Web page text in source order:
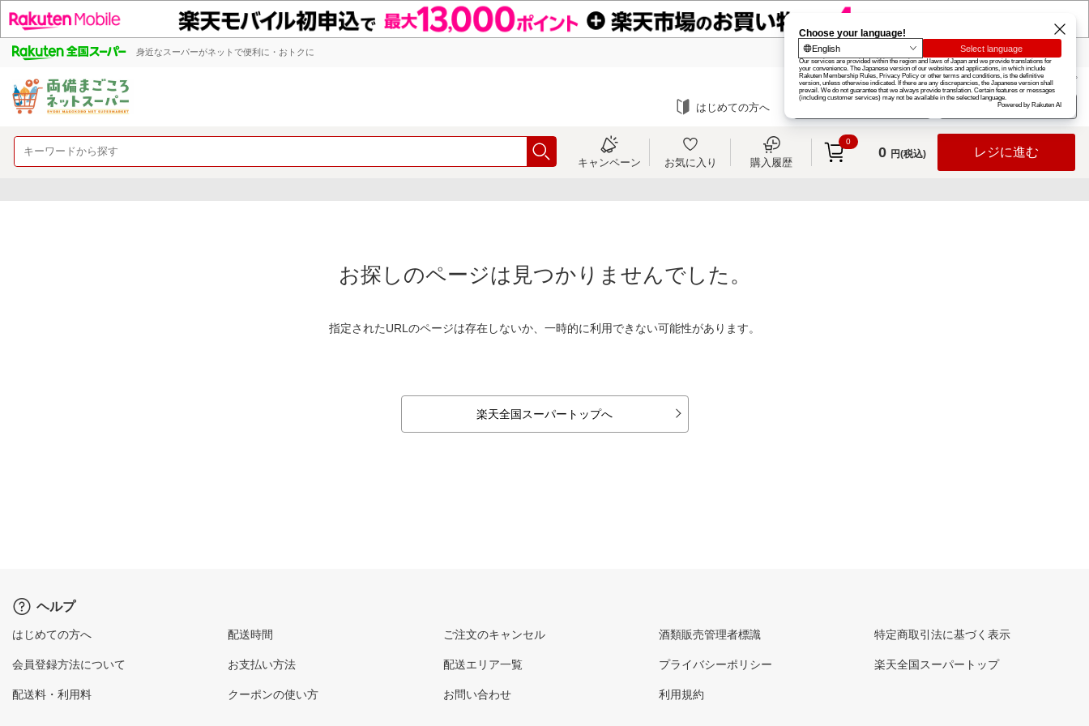
身近なスーパーがネットで便利に・おトクに 楽天グループ カード
お知らせ ヘルプ
はじめての方へ ログイン
キャンペーン お気に入り 購入履歴
0
0 円(税込) レジに進む
お探しのページは見つかりませんでした。
指定されたURLのページは存在しないか、一時的に利用できない可能性があります。
楽天全国スーパートップへ
ヘルプ
はじめての方へ
会員登録方法について
配送料・利用料
配送時間
お支払い方法
クーポンの使い方
ご注文のキャンセル
配送エリア一覧
お問い合わせ
酒類販売管理者標識
プライバシーポリシー
利用規約
特定商取引法に基づく表示
楽天全国スーパートップ